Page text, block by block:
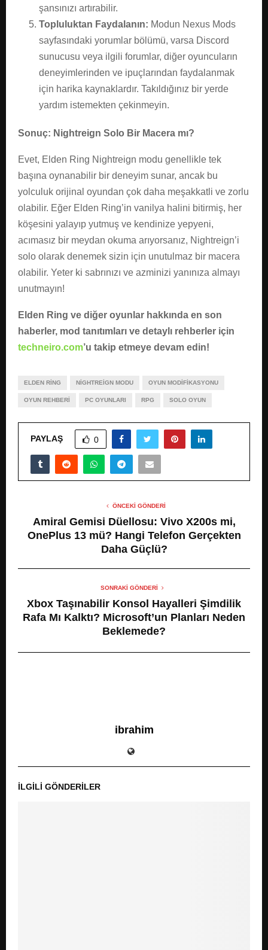
şansınızı artırabilir.
Topluluktan Faydalanın: Modun Nexus Mods
sayfasındaki yorumlar bölümü, varsa Discord
sunucusu veya ilgili forumlar, diğer oyuncuların
deneyimlerinden ve ipuçlarından faydalanmak
için harika kaynaklardır. Takıldığınız bir yerde
yardım istemekten çekinmeyin.
Sonuç: Nightreign Solo Bir Macera mı?
Evet, Elden Ring Nightreign modu genellikle tek
başına oynanabilir bir deneyim sunar, ancak bu
yolculuk orijinal oyundan çok daha meşakkatli ve zorlu
olabilir. Eğer Elden Ring’in vanilya halini bitirmiş, her
köşesini yalayıp yutmuş ve kendinize yepyeni,
acımasız bir meydan okuma arıyorsanız, Nightreign’i
solo olarak denemek sizin için unutulmaz bir macera
olabilir. Yeter ki sabrınızı ve azminizi yanınıza almayı
unutmayın!
Elden Ring ve diğer oyunlar hakkında en son
haberler, mod tanıtımları ve detaylı rehberler için
techneiro.com’u takip etmeye devam edin!
ELDEN RING NIGHTREIGN MODU OYUN MODIFIKASYONU
OYUN REHBERI PC OYUNLARI RPG SOLO OYUN
PAYLAŞ 0
ÖNCEKI GÖNDERI
Amiral Gemisi Düellosu: Vivo X200s mi,
OnePlus 13 mü? Hangi Telefon Gerçekten
Daha Güçlü?
SONRAKI GÖNDERI
Xbox Taşınabilir Konsol Hayalleri Şimdilik
Rafa Mı Kalktı? Microsoft’un Planları Neden
Beklemede?
ibrahim
İLGILI GÖNDERILER